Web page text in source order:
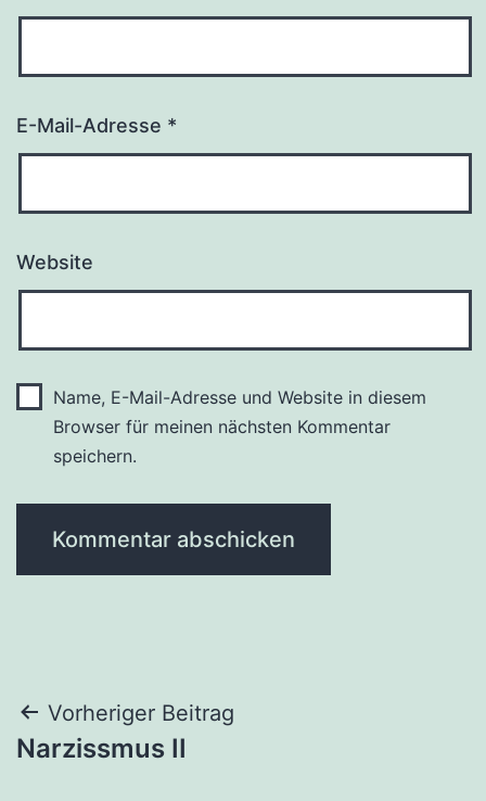
E-Mail-Adresse *
Website
Name, E-Mail-Adresse und Website in diesem
Browser für meinen nächsten Kommentar
speichern.
Beitragsnavigation
Vorheriger Beitrag
Narzissmus II